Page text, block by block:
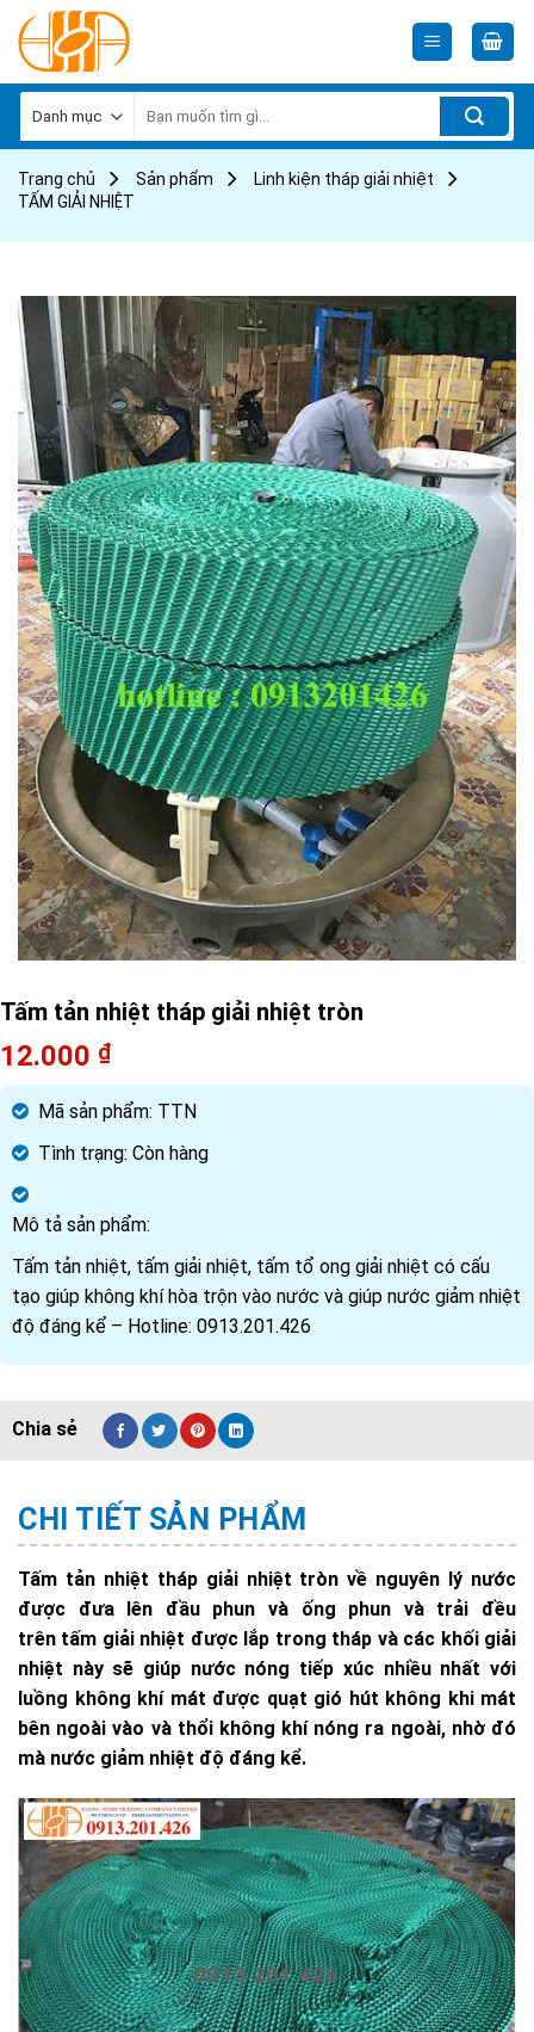
Skip
to
content
kiếm:
Trang chủ Sản phẩm
Linh kiện tháp giải nhiệt
TẤM GIẢI NHIỆT
Tấm tản nhiệt tháp giải nhiệt tròn
12.000 ₫
Mã sản phẩm: TTN
Tình trạng: Còn hàng
Mô tả sản phẩm:
Tấm tản nhiệt, tấm giải nhiệt, tấm tổ ong giải nhiệt có cấu
tạo giúp không khí hòa trộn vào nước và giúp nước giảm nhiệt
độ đáng kể – Hotline: 0913.201.426
CHI TIẾT SẢN PHẨM
Tấm tản nhiệt tháp giải nhiệt tròn về nguyên lý nước
được đưa lên đầu phun và ống phun và trải đều
trên tấm giải nhiệt được lắp trong tháp và các khối giải
nhiệt này sẽ giúp nước nóng tiếp xúc nhiều nhất với
luồng không khí mát được quạt gió hút không khi mát
bên ngoài vào và thổi không khí nóng ra ngoài, nhờ đó
mà nước giảm nhiệt độ đáng kể.